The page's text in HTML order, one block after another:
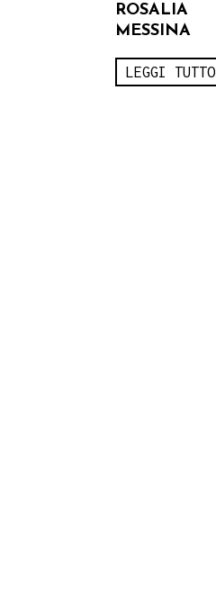
ROSALIA
MESSINA
LEGGI TUTTO